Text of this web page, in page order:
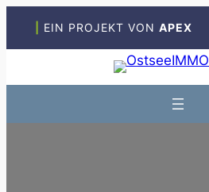
Inhalt
EIN PROJEKT VON APEX